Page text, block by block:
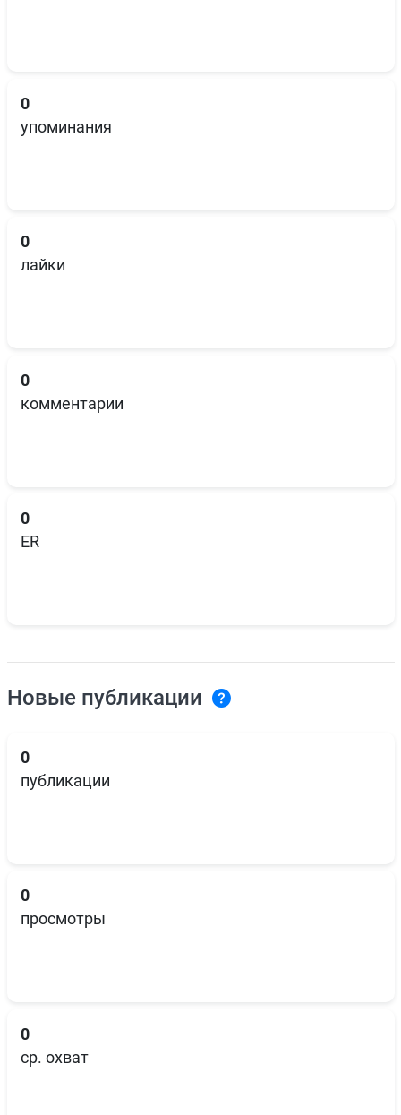
0
упоминания
0
лайки
0
комментарии
0
ER
Новые публикации
0
публикации
0
просмотры
0
ср. охват